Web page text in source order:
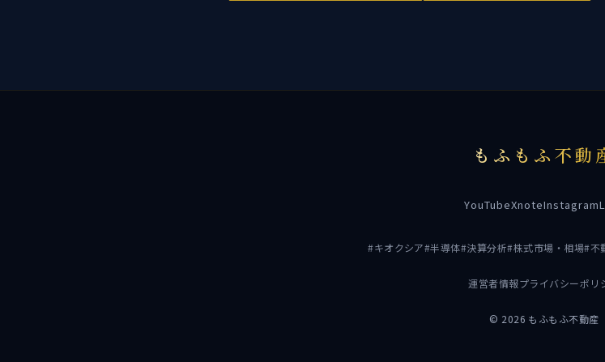
もふもふ不動
YouTubeXnoteInstagram
#キオクシア#半導体#決算分析#株式市場・相場#不
運営者情報プライバシーポリ
© 2026 もふもふ不動産